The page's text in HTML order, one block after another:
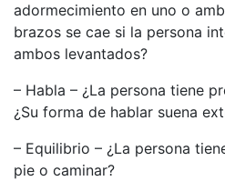
adormecimiento en uno o
brazos se cae si la persona
ambos levantados?
– Habla – ¿La persona tiene
¿Su forma de hablar suena
– Equilibrio – ¿La persona
pie o caminar?